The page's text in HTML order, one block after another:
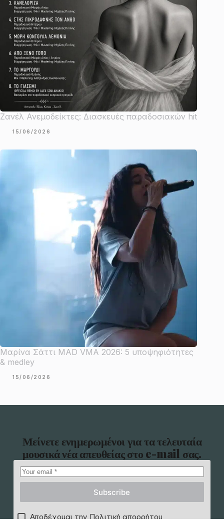
Ζανέλ Ανεμοδείκτες: Διασκευές παραδοσιακών hit
15/06/2026
Μαρίνα Σάττι MAD VMA 2026: 5 υποψηφιότητες
& medley
15/06/2026
Μείνετε ενημερωμένοι για τα τελευταία
μουσικά νέα απευθείας στο e-mail σας.
Subscribe
Αποδέχομαι την Πολιτική απορρήτου